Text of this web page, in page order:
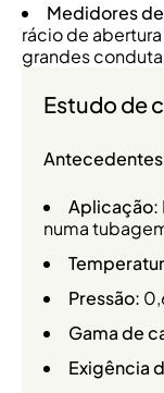
Medidores
rácio de
grandes
Estudo de
Aplicação:
numa
Pressão:
Gama de
Exigência